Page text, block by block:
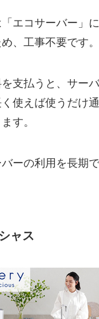
エコサーバー」
、工事不要です。
支払うと、サー
使えば使うだけ
す。
ーの利用を長期
ャス